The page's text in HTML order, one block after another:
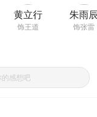
说集《破事儿》中的同
曾国祥，是著名演员曾
黄立行
饰王道
朱雨
饰张雷